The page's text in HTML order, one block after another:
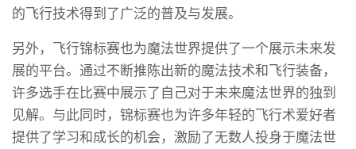
的飞行技术得到了广泛的普及与发展。
另外，飞行锦标赛也为魔法世界提供了一个展示未来发
展的平台。通过不断推陈出新的魔法技术和飞行装备，
许多选手在比赛中展示了自己对于未来魔法世界的独到
见解。与此同时，锦标赛也为许多年轻的飞行术爱好者
提供了学习和成长的机会，激励了无数人投身于魔法世